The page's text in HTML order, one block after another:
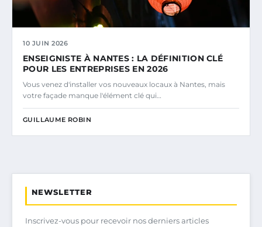
10 JUIN 2026
ENSEIGNISTE À NANTES : LA DÉFINITION CLÉ
POUR LES ENTREPRISES EN 2026
Vous venez d'installer vos nouveaux locaux à Nantes, mais
votre façade manque l'élément clé qui…
GUILLAUME ROBIN
NEWSLETTER
Inscrivez-vous pour recevoir nos derniers articles